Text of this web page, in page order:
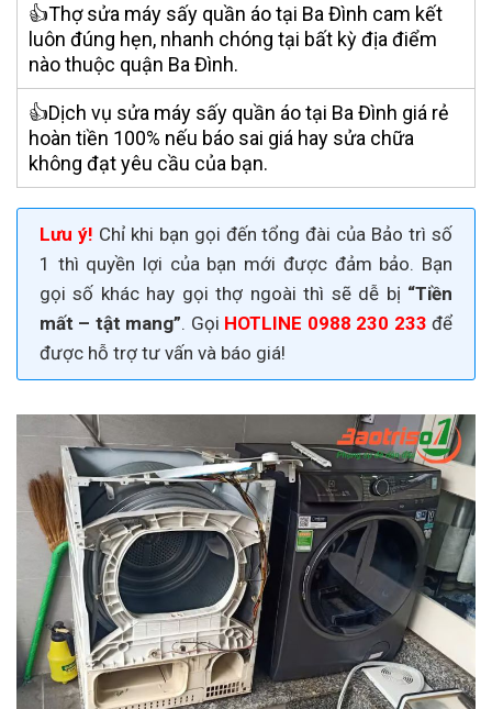
👍Thợ sửa máy sấy quần áo tại Ba Đình cam kết
luôn đúng hẹn, nhanh chóng tại bất kỳ địa điểm
nào thuộc quận Ba Đình.
👍Dịch vụ sửa máy sấy quần áo tại Ba Đình giá rẻ
hoàn tiền 100% nếu báo sai giá hay sửa chữa
không đạt yêu cầu của bạn.
Lưu ý! Chỉ khi bạn gọi đến tổng đài của Bảo trì số
1 thì quyền lợi của bạn mới được đảm bảo. Bạn
gọi số khác hay gọi thợ ngoài thì sẽ dễ bị “Tiền
mất – tật mang”. Gọi HOTLINE 0988 230 233 để
được hỗ trợ tư vấn và báo giá!